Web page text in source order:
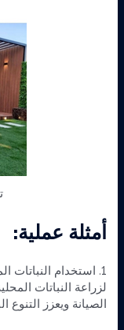
أمثلة عملية:
1. استخدام النباتات
لزراعة النباتات
الصيانة ويعزز التنوع